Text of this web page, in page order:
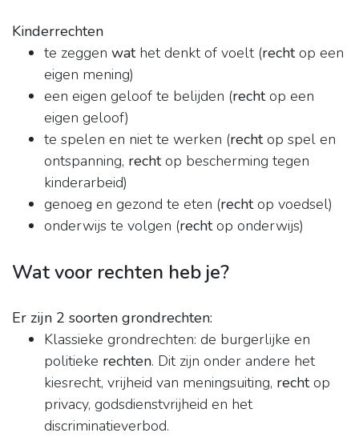
Kinderrechten
te zeggen wathet denkt of voelt (rechtop een
eigen mening)
een eigen geloof te belijden (rechtop een
eigen geloof)
te spelen en niet te werken (rechtop spel en
ontspanning, rechtop bescherming tegen
kinderarbeid)
genoeg en gezond te eten (rechtop voedsel)
onderwijs te volgen (rechtop onderwijs)
Wat voor rechten heb je?
Er zijn 2 soorten grondrechten:
Klassieke grondrechten: de burgerlijke en
politieke rechten. Dit zijn onder andere het
kiesrecht, vrijheid van meningsuiting, rechtop
privacy, godsdienstvrijheid en het
discriminatieverbod.